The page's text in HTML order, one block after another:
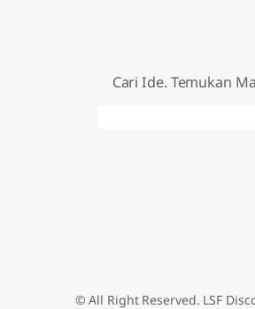
Cari Ide. Temukan
© All Right Reserved. LSF